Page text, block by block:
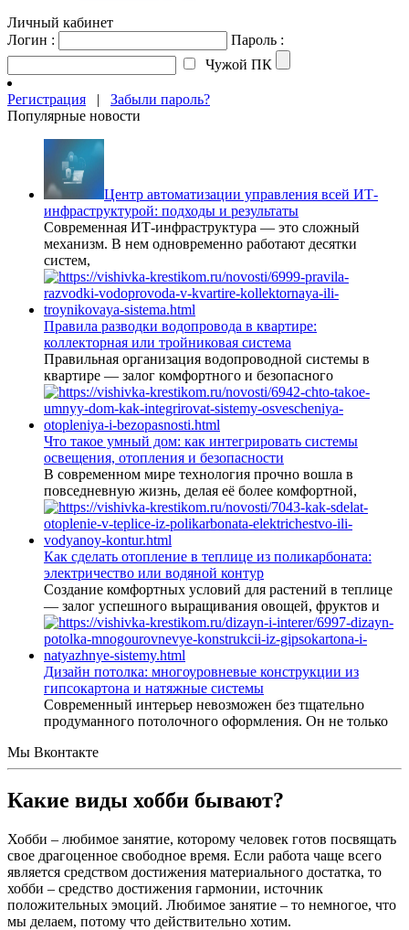
Личный кабинет
Логин :
Пароль :
Чужой ПК
Регистрация | Забыли пароль?
Популярные новости
Центр автоматизации управления всей ИТ-
инфраструктурой: подходы и результаты
Современная ИТ-инфраструктура — это сложный
механизм. В нем одновременно работают десятки
систем,
Правила разводки водопровода в квартире:
коллекторная или тройниковая система
Правильная организация водопроводной системы в
квартире — залог комфортного и безопасного
Что такое умный дом: как интегрировать системы
освещения, отопления и безопасности
В современном мире технология прочно вошла в
повседневную жизнь, делая её более комфортной,
Как сделать отопление в теплице из поликарбоната:
электричество или водяной контур
Создание комфортных условий для растений в теплице
— залог успешного выращивания овощей, фруктов и
Дизайн потолка: многоуровневые конструкции из
гипсокартона и натяжные системы
Современный интерьер невозможен без тщательно
продуманного потолочного оформления. Он не только
Мы Вконтакте
Какие виды хобби бывают?
Хобби – любимое занятие, которому человек готов посвящать
свое драгоценное свободное время. Если работа чаще всего
является средством достижения материального достатка, то
хобби – средство достижения гармонии, источник
положительных эмоций. Любимое занятие – то немногое, что
мы делаем, потому что действительно хотим.